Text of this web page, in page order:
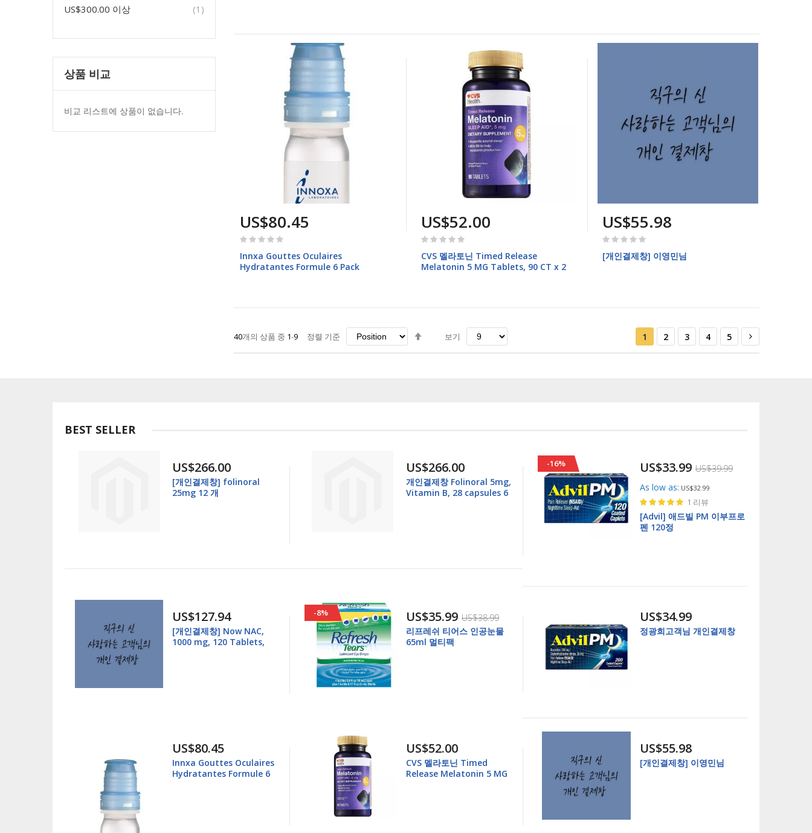
US$80.45
Rating:
Innxa Gouttes Oculaires
Hydratantes Formule 6 Pack
US$52.00
Rating:
CVS 멜라토닌 Timed Release
Melatonin 5 MG Tablets, 90 CT x 2
US$55.98
Rating:
[개인결제창] 이영민님
40개의 상품 중 1-9 정렬 기준 보기
페이지
You're currently reading page
1 페이지
2 페이지
3 페이지
4 페이지
5 페이지
Next
US$300.00 이상 1 item
상품 비교
비교 리스트에 상품이 없습니다.
BEST SELLER
US$266.00
[개인결제창] folinoral
25mg 12 개
US$266.00
개인결제창 Folinoral 5mg,
Vitamin B, 28 capsules 6
-16% US$33.99 US$39.99
As low as US$32.99
Rating:
100%
1 리뷰
[Advil] 애드빌 PM 이부프로
펜 120정
US$127.94
[개인결제창] Now NAC,
1000 mg, 120 Tablets,
-8% US$35.99 US$38.99
리프레쉬 티어스 인공눈물
65ml 멀티팩
US$34.99
정광희고객님 개인결제창
US$80.45
Innxa Gouttes Oculaires
Hydratantes Formule 6
US$52.00
CVS 멜라토닌 Timed
Release Melatonin 5 MG
US$55.98
[개인결제창] 이영민님